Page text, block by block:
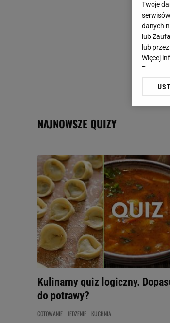
NAJNOWSZE QUIZY
Kulinarny quiz logiczny.
do potrawy?
GOTOWANIE JEDZENIE KUCHNIA
Twoje
danych
lub
lub
Więcej
Użycie
badnie